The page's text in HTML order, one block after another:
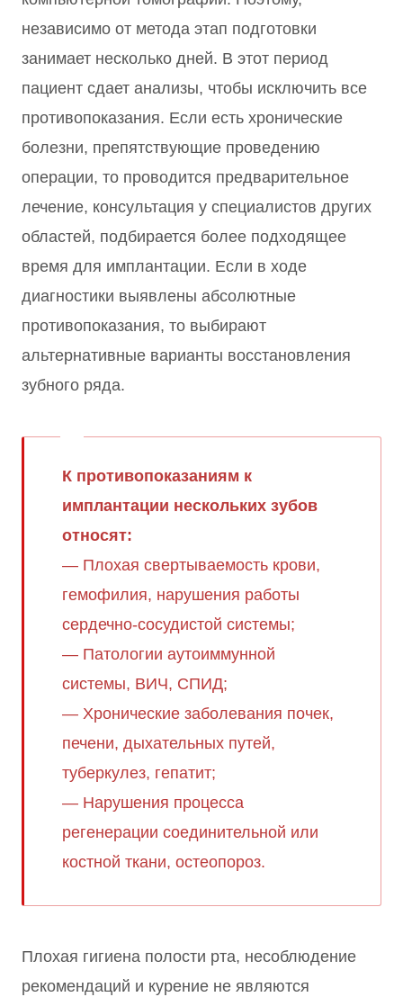
независимо от метода этап подготовки
занимает несколько дней. В этот период
пациент сдает анализы, чтобы исключить все
противопоказания. Если есть хронические
болезни, препятствующие проведению
операции, то проводится предварительное
лечение, консультация у специалистов других
областей, подбирается более подходящее
время для имплантации. Если в ходе
диагностики выявлены абсолютные
противопоказания, то выбирают
альтернативные варианты восстановления
зубного ряда.
К противопоказаниям к
имплантации нескольких зубов
относят:
— Плохая свертываемость крови,
гемофилия, нарушения работы
сердечно-сосудистой системы;
— Патологии аутоиммунной
системы, ВИЧ, СПИД;
— Хронические заболевания почек,
печени, дыхательных путей,
туберкулез, гепатит;
— Нарушения процесса
регенерации соединительной или
костной ткани, остеопороз.
Плохая гигиена полости рта, несоблюдение
рекомендаций и курение не являются